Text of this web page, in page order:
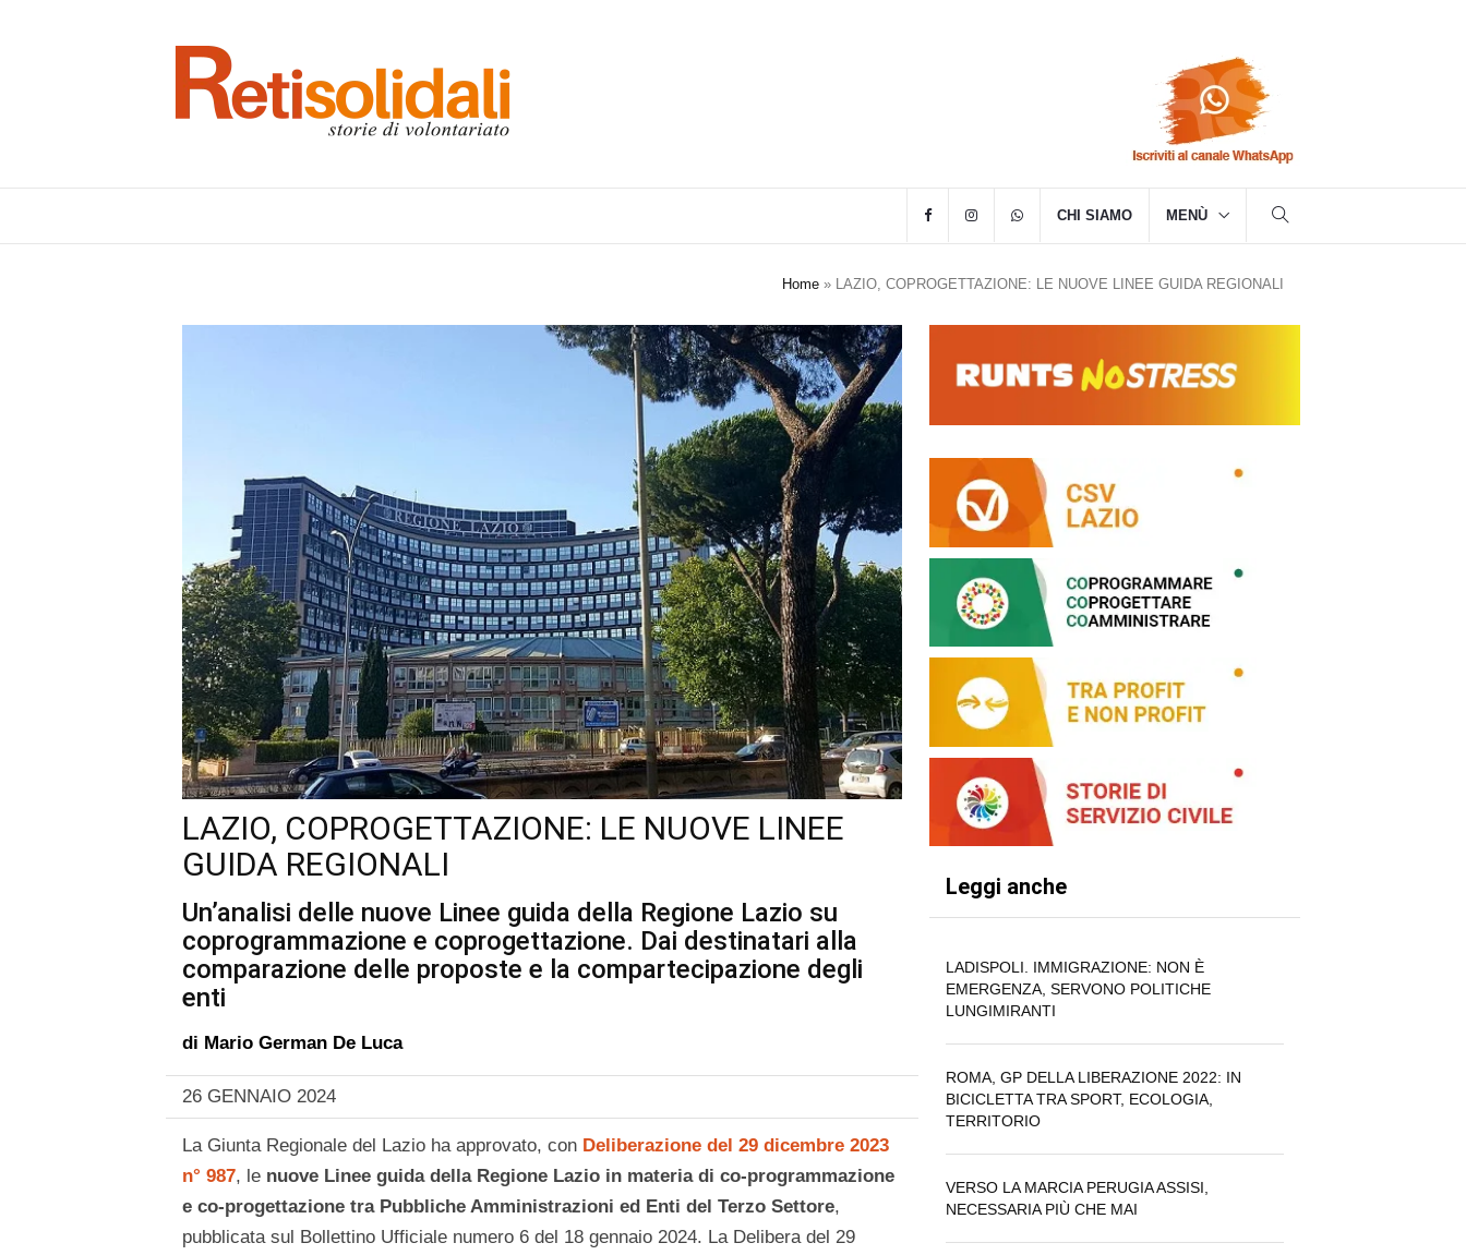
CHI SIAMO MENÙ
Home » LAZIO, COPROGETTAZIONE: LE NUOVE LINEE GUIDA REGIONALI
LAZIO, COPROGETTAZIONE: LE NUOVE LINEE
GUIDA REGIONALI
Un’analisi delle nuove Linee guida della Regione Lazio su
coprogrammazione e coprogettazione. Dai destinatari alla
comparazione delle proposte e la compartecipazione degli
enti
di Mario German De Luca
26 GENNAIO 2024
La Giunta Regionale del Lazio ha approvato, con Deliberazione del 29 dicembre 2023
n° 987, le nuove Linee guida della Regione Lazio in materia di co-programmazione
e co-progettazione tra Pubbliche Amministrazioni ed Enti del Terzo Settore,
pubblicata sul Bollettino Ufficiale numero 6 del 18 gennaio 2024. La Delibera del 29
Leggi anche
LADISPOLI. IMMIGRAZIONE: NON È
EMERGENZA, SERVONO POLITICHE
LUNGIMIRANTI
ROMA, GP DELLA LIBERAZIONE 2022: IN
BICICLETTA TRA SPORT, ECOLOGIA,
TERRITORIO
VERSO LA MARCIA PERUGIA ASSISI,
NECESSARIA PIÙ CHE MAI